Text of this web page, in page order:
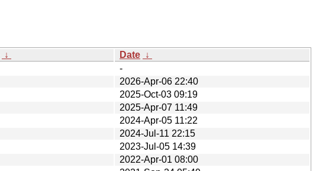
↓ Date ↓
-
2026-Apr-06 22:40
2025-Oct-03 09:19
2025-Apr-07 11:49
2024-Apr-05 11:22
2024-Jul-11 22:15
2023-Jul-05 14:39
2022-Apr-01 08:00